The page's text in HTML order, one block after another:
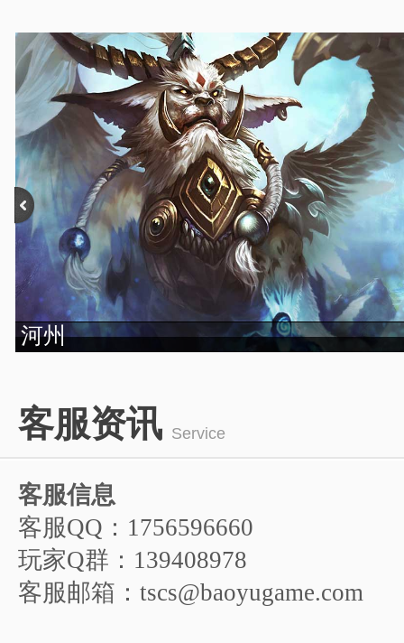
4
5
6
客服资讯 Service
客服信息
客服QQ：1756596660
玩家Q群：139408978
客服邮箱：tscs@baoyugame.com